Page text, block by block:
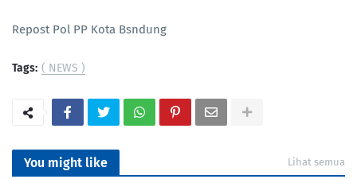
Repost Pol PP Kota Bsndung
Tags: ( NEWS )
You might like Lihat semua